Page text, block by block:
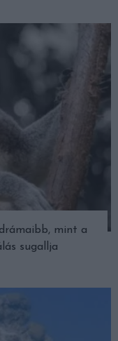
mint a
sugallja